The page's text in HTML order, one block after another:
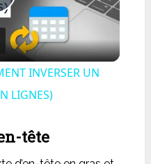
Video
INVERSER UN
LIGNES)
tête